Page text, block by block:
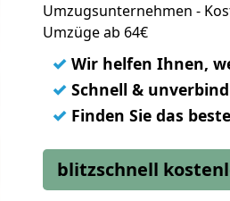
Umzugsunternehmen -
Umzüge ab 64€
✓ Wir helfen Ihnen,
✓ Schnell &
✓ Finden Sie das
blitzschnell